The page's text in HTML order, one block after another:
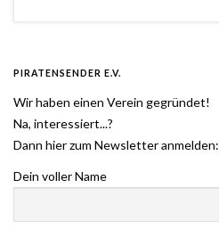
PIRATENSENDER E.V.
Wir haben einen Verein gegründet!
Na, interessiert...?
Dann hier zum Newsletter anmelden:
Dein voller Name